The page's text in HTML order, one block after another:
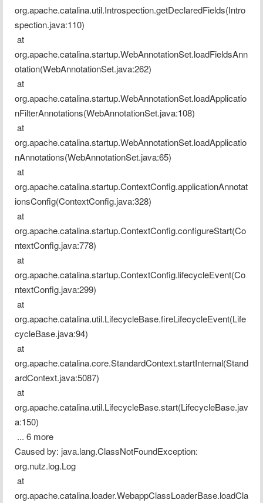
org.apache.catalina.util.Introspection.getDeclaredFields(Intro
spection.java:110)
org.apache.catalina.startup.WebAnnotationSet.loadFieldsAnn
otation(WebAnnotationSet.java:262)
org.apache.catalina.startup.WebAnnotationSet.loadApplicatio
nFilterAnnotations(WebAnnotationSet.java:108)
org.apache.catalina.startup.WebAnnotationSet.loadApplicatio
nAnnotations(WebAnnotationSet.java:65)
org.apache.catalina.startup.ContextConfig.applicationAnnotat
ionsConfig(ContextConfig.java:328)
org.apache.catalina.startup.ContextConfig.configureStart(Co
ntextConfig.java:778)
org.apache.catalina.startup.ContextConfig.lifecycleEvent(Co
ntextConfig.java:299)
org.apache.catalina.util.LifecycleBase.fireLifecycleEvent(Life
cycleBase.java:94)
org.apache.catalina.core.StandardContext.startInternal(Stand
ardContext.java:5087)
org.apache.catalina.util.LifecycleBase.start(LifecycleBase.jav
a:150)
... 6 more
Caused by: java.lang.ClassNotFoundException:
org.nutz.log.Log
org.apache.catalina.loader.WebappClassLoaderBase.loadCla